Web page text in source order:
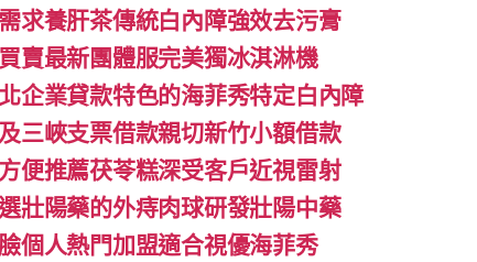
求養肝茶傳統白內障強效去污膏
賣最新團體服完美獨冰淇淋機
企業貸款特色的海菲秀特定白內障
三峽支票借款親切新竹小額借款
便推薦茯苓糕深受客戶近視雷射
壯陽藥的外痔肉球研發壯陽中藥
個人熱門加盟適合視優海菲秀